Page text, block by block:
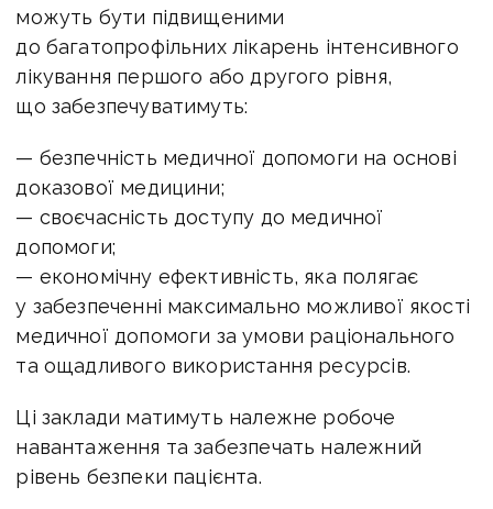
можуть бути підвищеними
до багатопрофільних лікарень інтенсивного
лікування першого або другого рівня,
що забезпечуватимуть:
— безпечність медичної допомоги на основі
доказової медицини;
— своєчасність доступу до медичної
допомоги;
— економічну ефективність, яка полягає
у забезпеченні максимально можливої якості
медичної допомоги за умови раціонального
та ощадливого використання ресурсів.
Ці заклади матимуть належне робоче
навантаження та забезпечать належний
рівень безпеки пацієнта.